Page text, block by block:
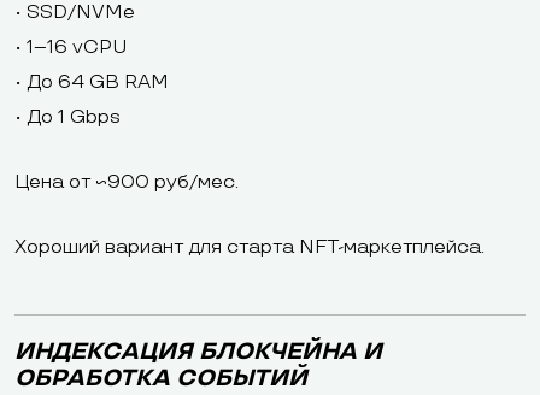
• SSD/NVMe
• 1–16 vCPU
• До 64 GB RAM
• До 1 Gbps
Цена от ~900 руб/мес.
Хороший вариант для старта NFT-маркетплейса.
ИНДЕКСАЦИЯ БЛОКЧЕЙНА И
ОБРАБОТКА СОБЫТИЙ